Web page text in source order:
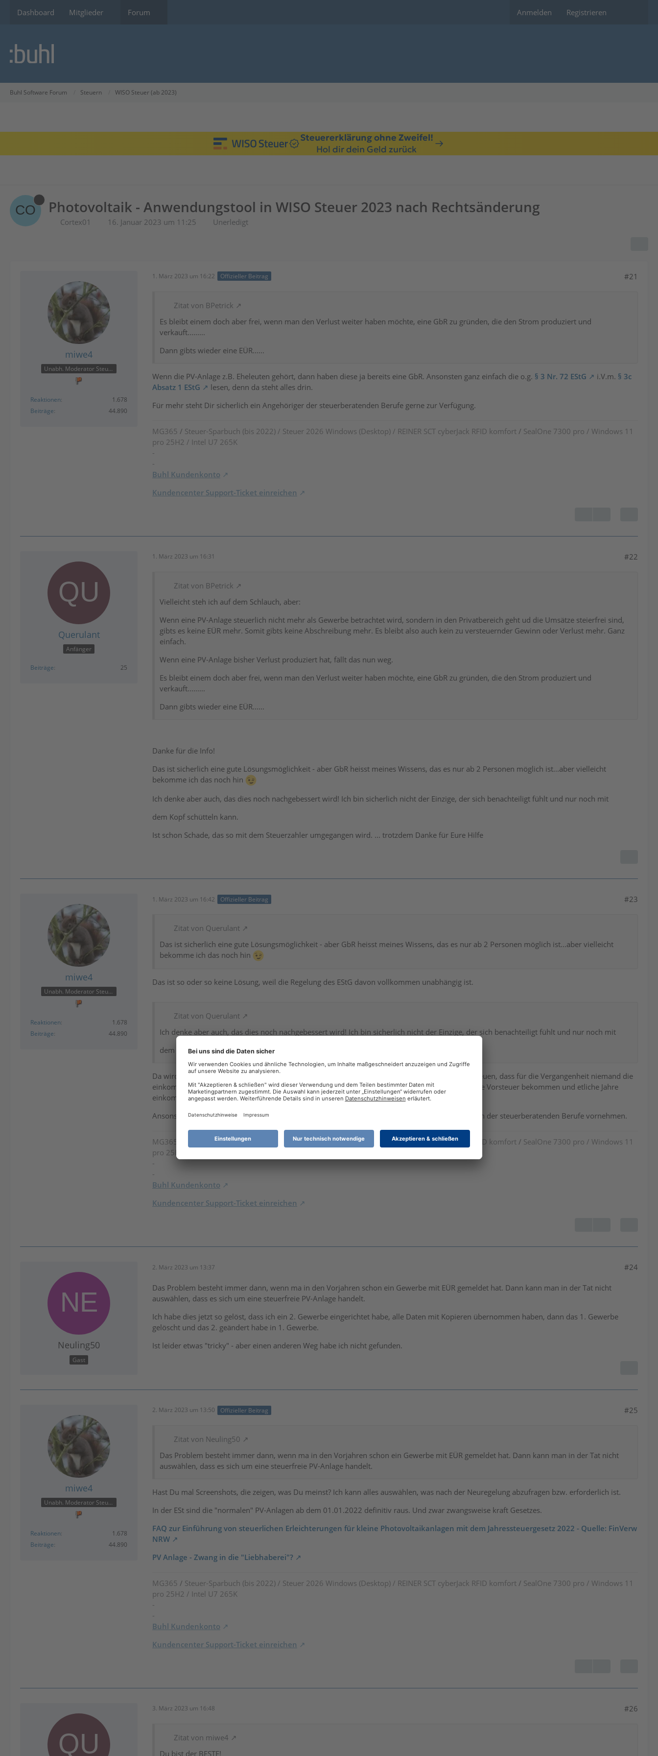
Dashboard Mitglieder Forum Anmelden Registrieren
Buhl Software Forum Steuern WISO Steuer (ab 2023)
Steuererklärung ohne Zweifel!
Hol dir dein Geld zurück
Photovoltaik - Anwendungstool in WISO Steuer 2023 nach Rechtsänderung
Cortex01 16. Januar 2023 um 11:25 Unerledigt
miwe4
Unabh. Moderator Steuer
Reaktionen
1.678
Beiträge
44.890
1. März 2023 um 16:22 Offizieller Beitrag #21
Zitat von BPetrick
Es bleibt einem doch aber frei, wenn man den Verlust weiter haben möchte, eine GbR zu gründen, die den Strom produziert und
verkauft.........
Dann gibts wieder eine EÜR......
Wenn die PV-Anlage z.B. Eheleuten gehört, dann haben diese ja bereits eine GbR. Ansonsten ganz einfach die o.g. § 3 Nr. 72 EStG i.V.m. § 3c
Absatz 1 EStG
lesen, denn da steht alles drin.
Für mehr steht Dir sicherlich ein Angehöriger der steuerberatenden Berufe gerne zur Verfügung.
MG365 / Steuer-Sparbuch (bis 2022) / Steuer 2026 Windows (Desktop) / REINER SCT cyberJack RFID komfort / SealOne 7300 pro / Windows 11
pro 25H2 / Intel U7 265K
-
-
Buhl Kundenkonto
Kundencenter Support-Ticket einreichen
Querulant
Anfänger
Beiträge 25
1. März 2023 um 16:31 #22
Zitat von BPetrick
Vielleicht steh ich auf dem Schlauch, aber:
Wenn eine PV-Anlage steuerlich nicht mehr als Gewerbe betrachtet wird, sondern in den Privatbereich geht ud die Umsätze steierfrei sind,
gibts es keine EÜR mehr. Somit gibts keine Abschreibung mehr. Es bleibt also auch kein zu versteuernder Gewinn oder Verlust mehr. Ganz
einfach.
Wenn eine PV-Anlage bisher Verlust produziert hat, fällt das nun weg.
Es bleibt einem doch aber frei, wenn man den Verlust weiter haben möchte, eine GbR zu gründen, die den Strom produziert und
verkauft.........
Dann gibts wieder eine EÜR......
Danke für die Info!
Das ist sicherlich eine gute Lösungsmöglichkeit - aber GbR heisst meines Wissens, das es nur ab 2 Personen möglich ist...aber vielleicht
bekomme ich das noch hin
Ich denke aber auch, das dies noch nachgebessert wird! Ich bin sicherlich nicht der Einzige, der sich benachteiligt fühlt und nur noch mit
dem Kopf schütteln kann.
Ist schon Schade, das so mit dem Steuerzahler umgegangen wird. ... trotzdem Danke für Eure Hilfe
miwe4
Unabh. Moderator Steuer
Reaktionen
1.678
Beiträge
44.890
1. März 2023 um 16:42 Offizieller Beitrag #23
Zitat von Querulant
Das ist sicherlich eine gute Lösungsmöglichkeit - aber GbR heisst meines Wissens, das es nur ab 2 Personen möglich ist...aber vielleicht
bekomme ich das noch hin
Das ist so oder so keine Lösung, weil die Regelung des EStG davon vollkommen unabhängig ist.
Zitat von Querulant
Ich denke aber auch, das dies noch nachgebessert wird! Ich bin sicherlich nicht der Einzige, der sich benachteiligt fühlt und nur noch mit
dem Kopf schütteln kann.
Da wird nichts nachgebessert, da es der Verwaltungsvereinfachung dient. Ihr solltet Euch lieber freuen, dass für die Vergangenheit niemand die
einkommensteuerliche Liebhaberei prüft (Überschusserzielungsabsicht/Totalgewinn). Ihr habt Eure Vorsteuer bekommen und etliche Jahre
einkommensteuerliche Verluste, freut Euch doch lieber darüber.
Ansonsten würde ich als steuerlicher Laie keinen Schritt ohne Rücksprache mit einem Angehörigen der steuerberatenden Berufe vornehmen.
MG365 Steuer-Sparbuch (bis 2022) / Steuer 2026 Windows (Desktop) / REINER SCT cyberJack RFID komfort / SealOne 7300 pro / Windows 11
pro 25H2 / Intel U7 265K
-
-
Buhl Kundenkonto
Kundencenter Support-Ticket einreichen
Neuling50
Gast
2. März 2023 um 13:37 #24
Das Problem besteht immer dann, wenn ma in den Vorjahren schon ein Gewerbe mit EÜR gemeldet hat. Dann kann man in der Tat nicht
auswählen, dass es sich um eine steuerfreie PV-Anlage handelt.
Ich habe dies jetzt so gelöst, dass ich ein 2. Gewerbe eingerichtet habe, alle Daten mit Kopieren übernommen haben, dann das 1. Gewerbe
gelöscht und das 2. geändert habe in 1. Gewerbe.
Ist leider etwas "tricky" - aber einen anderen Weg habe ich nicht gefunden.
miwe4
Unabh. Moderator Steuer
Reaktionen
1.678
Beiträge
44.890
2. März 2023 um 13:50 Offizieller Beitrag #25
Zitat von Neuling50
Das Problem besteht immer dann, wenn ma in den Vorjahren schon ein Gewerbe mit EÜR gemeldet hat. Dann kann man in der Tat nicht
auswählen, dass es sich um eine steuerfreie PV-Anlage handelt.
Hast Du mal Screenshots, die zeigen, was Du meinst? Ich kann alles auswählen, was nach der Neuregelung abzufragen bzw. erforderlich ist.
In der ESt sind die "normalen" PV-Anlagen ab dem 01.01.2022 definitiv raus. Und zwar zwangsweise kraft Gesetzes.
FAQ zur Einführung von steuerlichen Erleichterungen für kleine Photovoltaikanlagen mit dem Jahressteuergesetz 2022 - Quelle: FinVerw
NRW
PV Anlage - Zwang in die "Liebhaberei"?
MG365 / Steuer-Sparbuch (bis 2022) / Steuer 2026 Windows (Desktop) / REINER SCT cyberJack RFID komfort / SealOne 7300 pro / Windows 11
pro 25H2 / Intel U7 265K
-
-
Buhl Kundenkonto
Kundencenter Support-Ticket einreichen
3. März 2023 um 16:48 #26
Zitat von miwe4
Du bist der BESTE!